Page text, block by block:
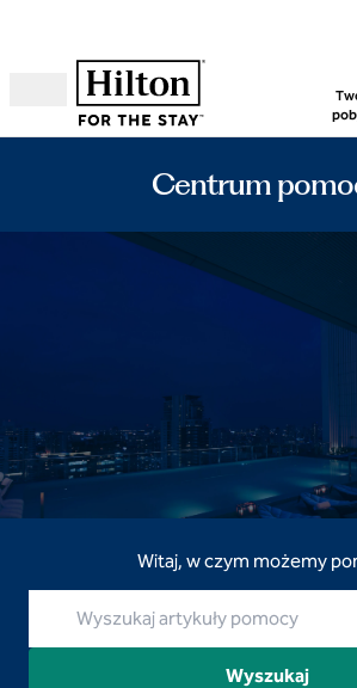
Otwórz menu
Centrum
Witaj, w czym możemy
Wyszukaj